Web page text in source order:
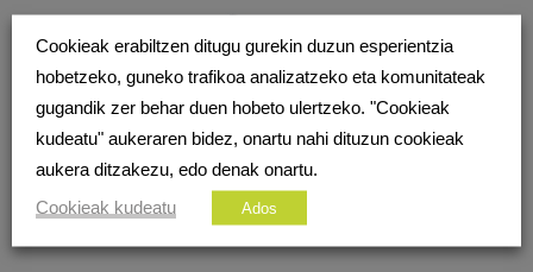
Cookieak erabiltzen ditugu gurekin duzun esperientzia
hobetzeko, guneko trafikoa analizatzeko eta komunitateak
gugandik zer behar duen hobeto ulertzeko. "Cookieak
kudeatu" aukeraren bidez, onartu nahi dituzun cookieak
aukera ditzakezu, edo denak onartu.
Cookieak kudeatu
Ados